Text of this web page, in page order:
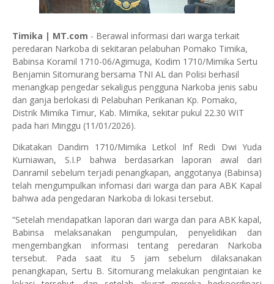
Timika | MT.com - Berawal informasi dari warga terkait
peredaran Narkoba di sekitaran pelabuhan Pomako Timika,
Babinsa Koramil 1710-06/Agimuga, Kodim 1710/Mimika Sertu
Benjamin Sitomurang bersama TNI AL dan Polisi berhasil
menangkap pengedar sekaligus pengguna Narkoba jenis sabu
dan ganja berlokasi di Pelabuhan Perikanan Kp. Pomako,
Distrik Mimika Timur, Kab. Mimika, sekitar pukul 22.30 WIT
pada hari Minggu (11/01/2026).
Dikatakan Dandim 1710/Mimika Letkol Inf Redi Dwi Yuda
Kurniawan, S.I.P bahwa berdasarkan laporan awal dari
Danramil sebelum terjadi penangkapan, anggotanya (Babinsa)
telah mengumpulkan infomasi dari warga dan para ABK Kapal
bahwa ada pengedaran Narkoba di lokasi tersebut.
“Setelah mendapatkan laporan dari warga dan para ABK kapal,
Babinsa melaksanakan pengumpulan, penyelidikan dan
mengembangkan informasi tentang peredaran Narkoba
tersebut. Pada saat itu 5 jam sebelum dilaksanakan
penangkapan, Sertu B. Sitomurang melakukan pengintaian ke